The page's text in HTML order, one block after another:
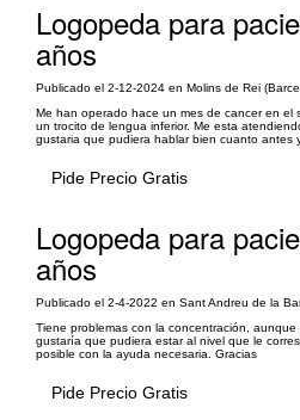
Logopeda para
años
Publicado el 2-12-2024 en Molins de Rei
Me han operado hace un mes de cancer en el
un trocito de lengua inferior. Me esta
gustaria que pudiera hablar bien cuanto antes
Pide Precio Gratis
Logopeda para
años
Publicado el 2-4-2022 en Sant Andreu de la
Tiene problemas con la concentración,
gustaría que pudiera estar al nivel que le
posible con la ayuda necesaria. Gracias
Pide Precio Gratis